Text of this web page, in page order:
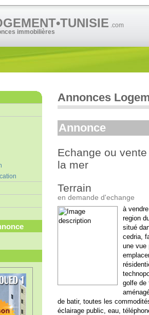
.com
immobilières
Annonces
Annonce
Echange ou
la mer
Terrain
en demande d'echange
à
region
situé
cedria,
une vue
golfe de
de batir, toutes les
éclairage public, eau,